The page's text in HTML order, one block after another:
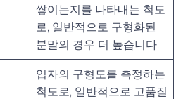
쌓이는지를 나타내는 척도
로, 일반적으로 구형화된
분말의 경우 더 높습니다.
입자의 구형도를 측정하는
척도로, 일반적으로 고품질